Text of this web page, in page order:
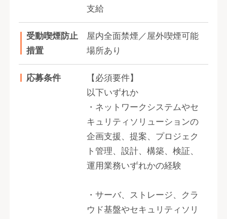
支給
受動喫煙防止
措置
屋内全面禁煙／屋外喫煙可能
場所あり
応募条件
【必須要件】
以下いずれか
・ネットワークシステムやセ
キュリティソリューションの
企画支援、提案、プロジェク
ト管理、設計、構築、検証、
運用業務いずれかの経験
・サーバ、ストレージ、クラ
ウド基盤やセキュリティソリ